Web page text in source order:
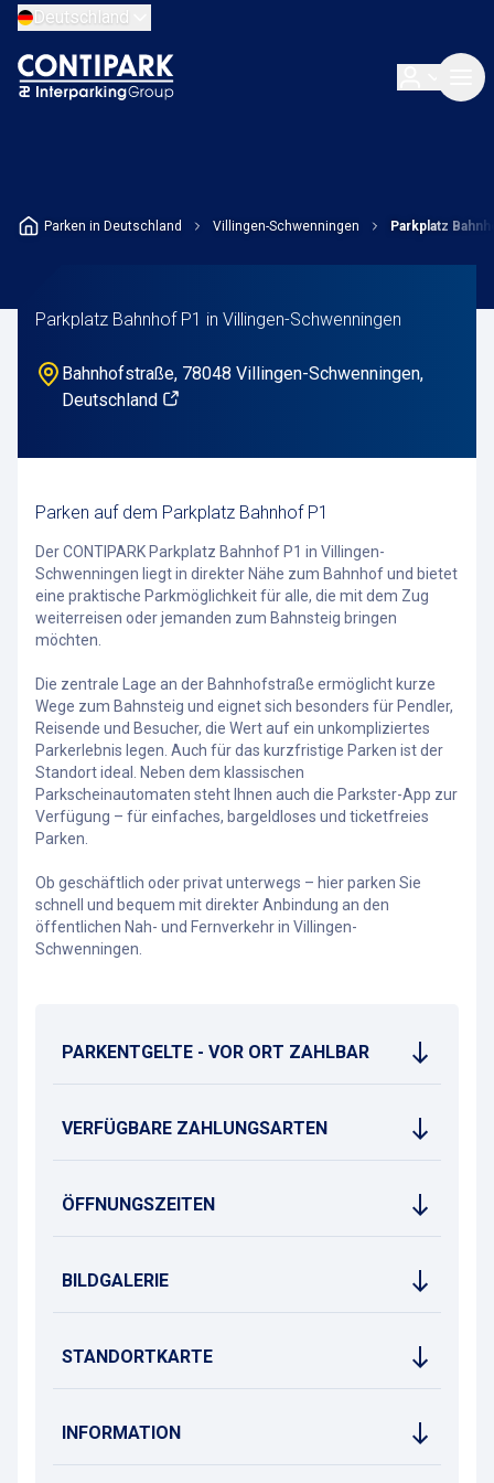
Deutschland
Parken in Deutschland Villingen-Schwenningen Parkplatz
Parkplatz Bahnhof P1 in Villingen-Schwenningen
Bahnhofstraße, 78048 Villingen-Schwenningen,
Deutschland
Parken auf dem Parkplatz Bahnhof P1
Der CONTIPARK Parkplatz Bahnhof P1 in Villingen-
Schwenningen liegt in direkter Nähe zum Bahnhof und bietet
eine praktische Parkmöglichkeit für alle, die mit dem Zug
weiterreisen oder jemanden zum Bahnsteig bringen
möchten.
Die zentrale Lage an der Bahnhofstraße ermöglicht kurze
Wege zum Bahnsteig und eignet sich besonders für Pendler,
Reisende und Besucher, die Wert auf ein unkompliziertes
Parkerlebnis legen. Auch für das kurzfristige Parken ist der
Standort ideal. Neben dem klassischen
Parkscheinautomaten steht Ihnen auch die Parkster-App zur
Verfügung – für einfaches, bargeldloses und ticketfreies
Parken.
Ob geschäftlich oder privat unterwegs – hier parken Sie
schnell und bequem mit direkter Anbindung an den
öffentlichen Nah- und Fernverkehr in Villingen-
Schwenningen.
PARKENTGELTE - VOR ORT ZAHLBAR
VERFÜGBARE ZAHLUNGSARTEN
ÖFFNUNGSZEITEN
BILDGALERIE
STANDORTKARTE
INFORMATION